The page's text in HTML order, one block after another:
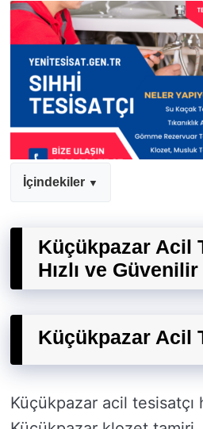
İçindekiler
Küçükpazar Acil
Hızlı ve
Küçükpazar Acil
Küçükpazar acil